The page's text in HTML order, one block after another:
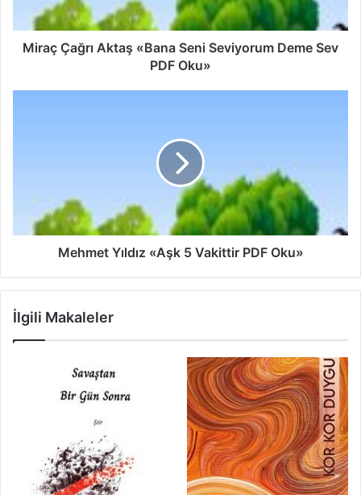
Miraç Çağrı Aktaş «Bana Seni Seviyorum Deme Sev
PDF Oku»
Mehmet Yıldız «Aşk 5 Vakittir PDF Oku»
İlgili Makaleler